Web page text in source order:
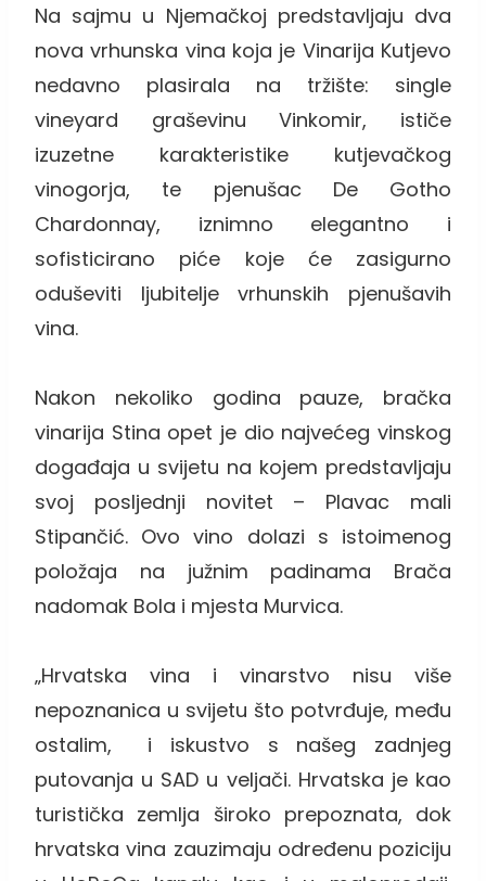
Na sajmu u Njemačkoj predstavljaju dva
nova vrhunska vina koja je Vinarija Kutjevo
nedavno plasirala na tržište: single
vineyard graševinu Vinkomir, ističe
izuzetne karakteristike kutjevačkog
vinogorja, te pjenušac De Gotho
Chardonnay, iznimno elegantno i
sofisticirano piće koje će zasigurno
oduševiti ljubitelje vrhunskih pjenušavih
vina.
Nakon nekoliko godina pauze, bračka
vinarija Stina opet je dio najvećeg vinskog
događaja u svijetu na kojem predstavljaju
svoj posljednji novitet – Plavac mali
Stipančić. Ovo vino dolazi s istoimenog
položaja na južnim padinama Brača
nadomak Bola i mjesta Murvica.
„Hrvatska vina i vinarstvo nisu više
nepoznanica u svijetu što potvrđuje, među
ostalim, i iskustvo s našeg zadnjeg
putovanja u SAD u veljači. Hrvatska je kao
turistička zemlja široko prepoznata, dok
hrvatska vina zauzimaju određenu poziciju